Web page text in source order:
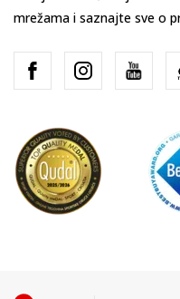
mrežama i saznajte sve o